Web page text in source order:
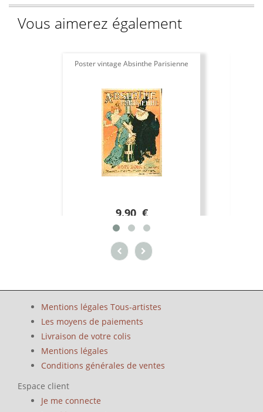
Vous aimerez également
Poster vintage Absinthe Parisienne
9.90 €
Mentions légales Tous-artistes
Les moyens de paiements
Livraison de votre colis
Mentions légales
Conditions générales de ventes
Espace client
Je me connecte